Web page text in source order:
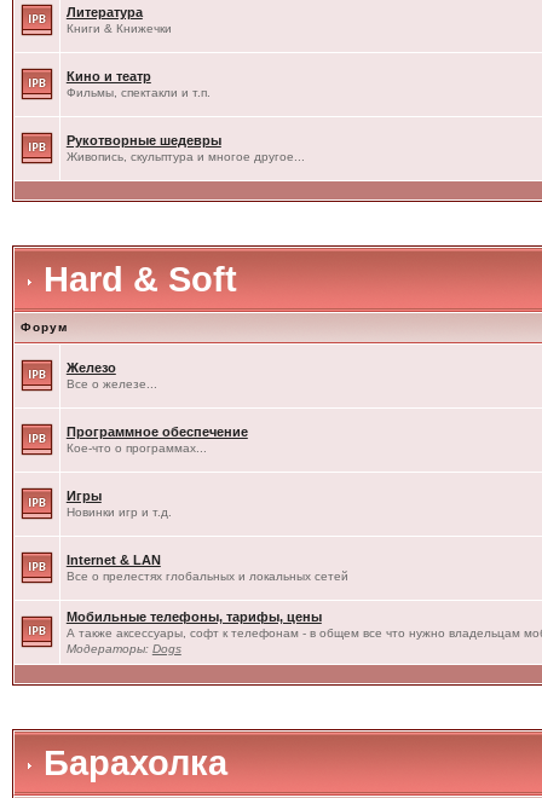
Литература
Книги & Книжечки
Кино и театр
Фильмы, спектакли и т.п.
Рукотворные шедевры
Живопись, скульптура и многое другое...
Hard & Soft
Форум
Железо
Все о железе...
Программное обеспечение
Кое-что о программах...
Игры
Новинки игр и т.д.
Internet & LAN
Все о прелестях глобальных и локальных сетей
Мобильные телефоны, тарифы, цены
А также аксессуары, софт к телефонам - в общем все что нужно владельцам
Модераторы: Dogs
Барахолка